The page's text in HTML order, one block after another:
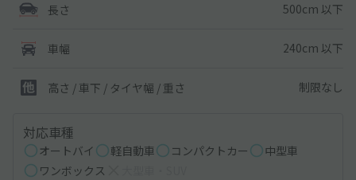
長さ 500cm 以下
車幅 240cm 以下
高さ / 車下 / タイヤ幅 / 重さ 制限なし
対応車種
オートバイ 軽自動車 コンパクトカー
中型車
ワンボックス